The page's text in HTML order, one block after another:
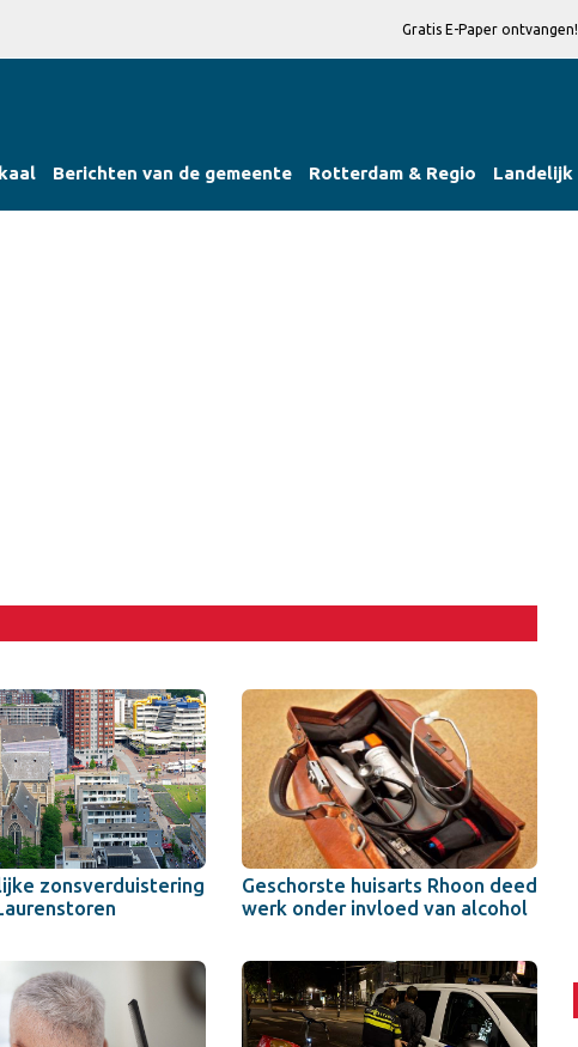
Gratis E-Paper ontvangen!
Berichten van de gemeente Rotterdam & Regio Landelijk
zonsverduistering
Geschorste huisarts Rhoon deed
werk onder invloed van alcohol